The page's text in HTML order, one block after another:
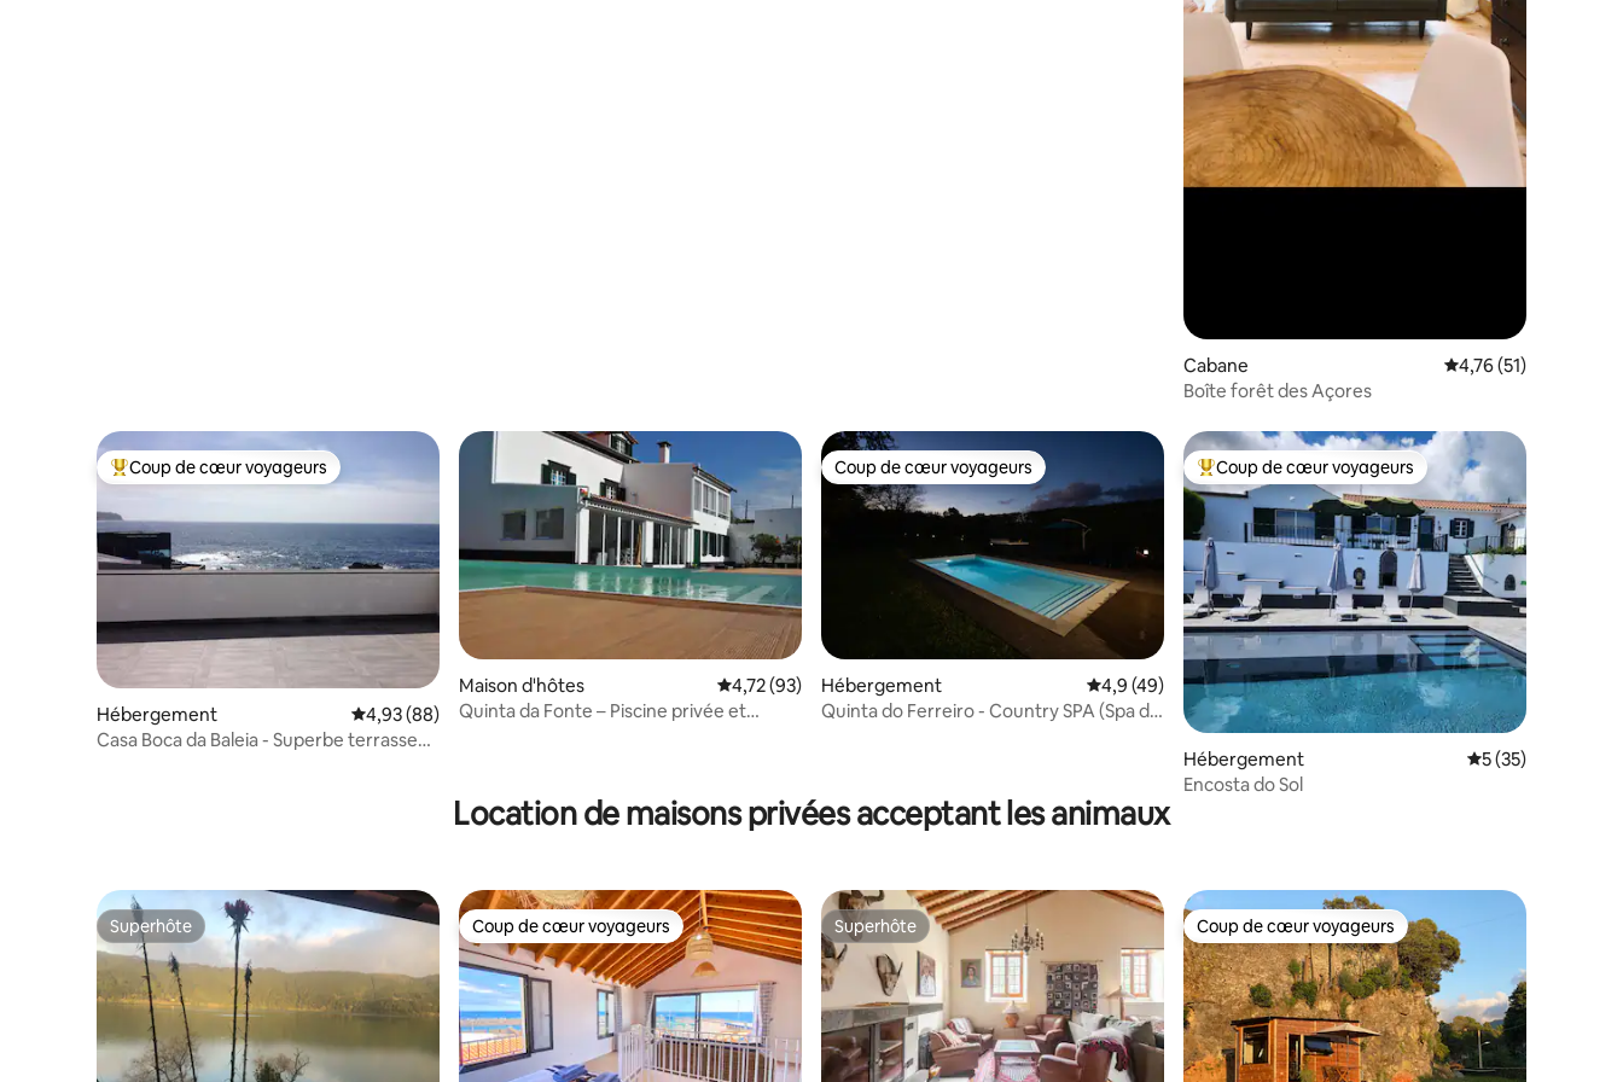
Cabane Évaluation moyenne
4,76 (51)
Boîte forêt des Açores
Coups de cœur voyageurs les plus appréciés
Coup de cœur voyageurs
Hébergement Évaluation moyenne sur la base de 88 commentaires : 4,93 sur 5
4,93 (88)
Casa Boca da Baleia - Superbe terrasse
Maison d'hôtes Évaluation moyenne sur la base de 93 commentaires : 4,72 sur 5
4,72 (93)
Quinta da Fonte – Piscine privée et
Coup de cœur voyageurs
Coup de cœur voyageurs
Hébergement Évaluation moyenne sur la base de 49 commentaires : 4,9 sur 5
4,9 (49)
Quinta do Ferreiro - Country SPA (Spa de
Coups de cœur voyageurs les plus appréciés
Coup de cœur voyageurs
Hébergement Évaluation
5 (35)
Encosta do Sol
Location de maisons privées acceptant les animaux
Superhôte
Superhôte Coup de cœur voyageurs
Coup de cœur voyageurs Superhôte
Superhôte Coup de cœur voyageurs
Coup de cœur voyageurs